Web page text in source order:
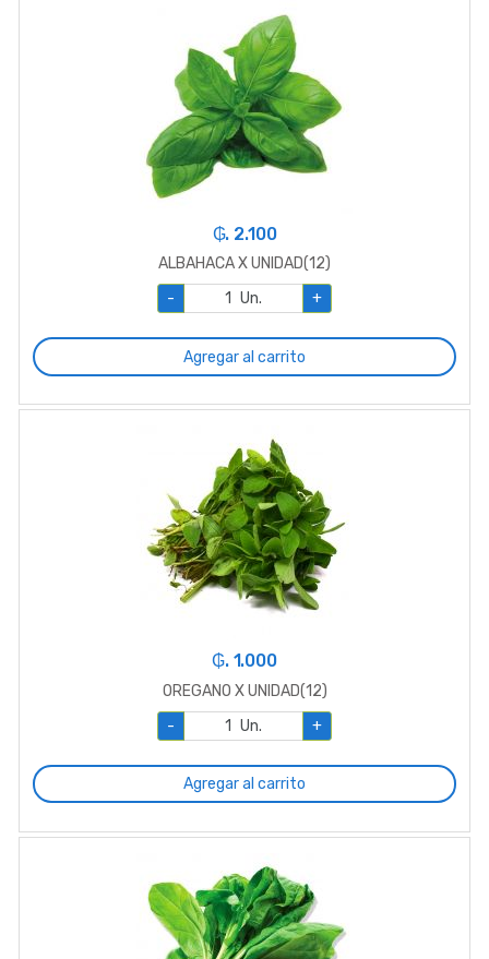
₲. 2.100
ALBAHACA X UNIDAD(12)
-
Un. +
Agregar al carrito
₲. 1.000
OREGANO X UNIDAD(12)
-
Un. +
Agregar al carrito